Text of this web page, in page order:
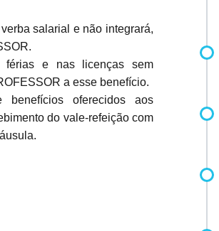
salarial e não integrará,
férias e nas licenças sem
a esse benefício.
oferecidos aos
do vale-refeição com